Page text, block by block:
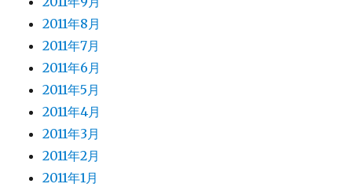
2011年8月
2011年7月
2011年6月
2011年5月
2011年4月
2011年3月
2011年2月
2011年1月